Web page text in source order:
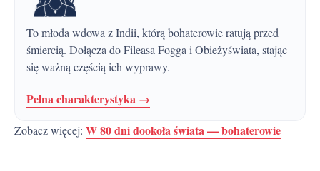
To młoda wdowa z Indii, którą bohaterowie ratują przed
śmiercią. Dołącza do Fileasa Fogga i Obieżyświata, stając
się ważną częścią ich wyprawy.
Pelna charakterystyka →
Zobacz więcej: W 80 dni dookoła świata — bohaterowie